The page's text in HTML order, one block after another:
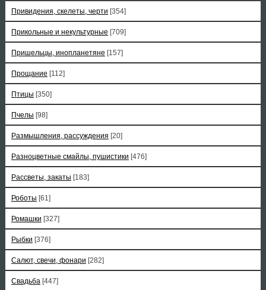
Привидения, скелеты, черти [354]
Прикольные и некультурные [709]
Пришельцы, инопланетяне [157]
Прощание [112]
Птицы [350]
Пчелы [98]
Размышления, рассуждения [20]
Разноцветные смайлы, пушистики [476]
Рассветы, закаты [183]
Роботы [61]
Ромашки [327]
Рыбки [376]
Салют, свечи, фонари [282]
Свадьба [447]